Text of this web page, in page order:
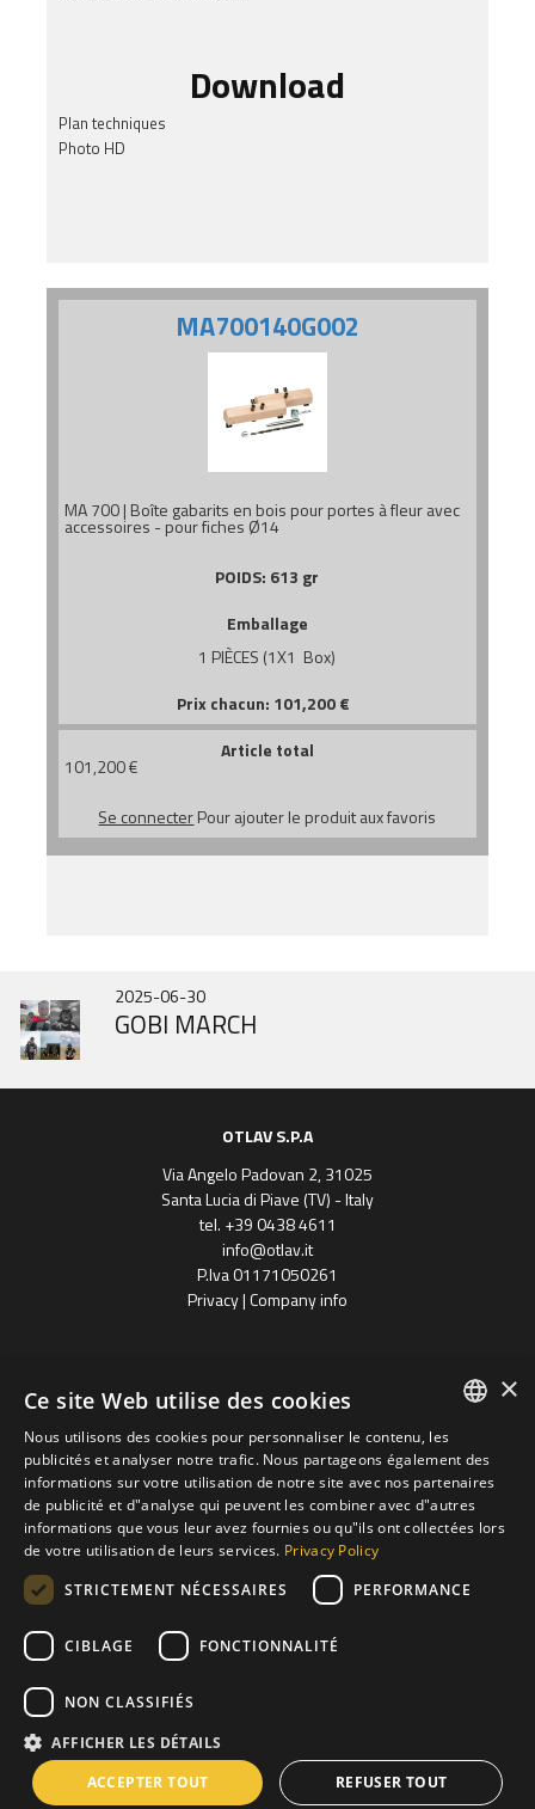
Download
Plan techniques
Photo HD
MA700140G002
MA 700 | Boîte gabarits en bois pour portes à fleur avec
accessoires - pour fiches Ø14
POIDS: 613 gr
Emballage
1 PIÈCES (1X1 Box)
Prix chacun: 101,200€
Article total
101,200€
Se connecterPour ajouter le produit aux favoris
2025-10-31
IN343 Nouveau Modèle
2025-06-30
GOBI MARCH
2020-09-15
TRIXACTA
OTLAV S.P.A
Via Angelo Padovan 2, 31025
Santa Lucia di Piave (TV) - Italy
tel. +39 0438 4611
info@otlav.it
P.Iva 01171050261
Privacy|Company info
Progetto finanziato
con il POR FESR 2014 - 2020
Regione Veneto
groupe Otlav S.P.A
Site created by
ENGLISH
SPANISH
FRENCH
×
Ce site Web utilise des cookies
Nous utilisons des cookies pour personnaliser le contenu, les
publicités et analyser notre trafic. Nous partageons également des
informations sur votre utilisation de notre site avec nos partenaires
de publicité et d"analyse qui peuvent les combiner avec d"autres
informations que vous leur avez fournies ou qu"ils ont collectées lors
de votre utilisation de leurs services. Privacy Policy
STRICTEMENT NÉCESSAIRES
PERFORMANCE
CIBLAGE FONCTIONNALITÉ
NON CLASSIFIÉS
AFFICHER LES DÉTAILS
ACCEPTER TOUT
REFUSER TOUT